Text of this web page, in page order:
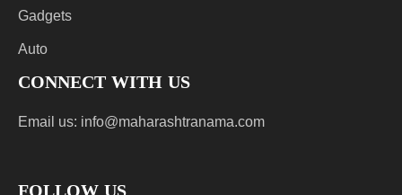
Gadgets
Auto
CONNECT WITH US
Email us: info@maharashtranama.com